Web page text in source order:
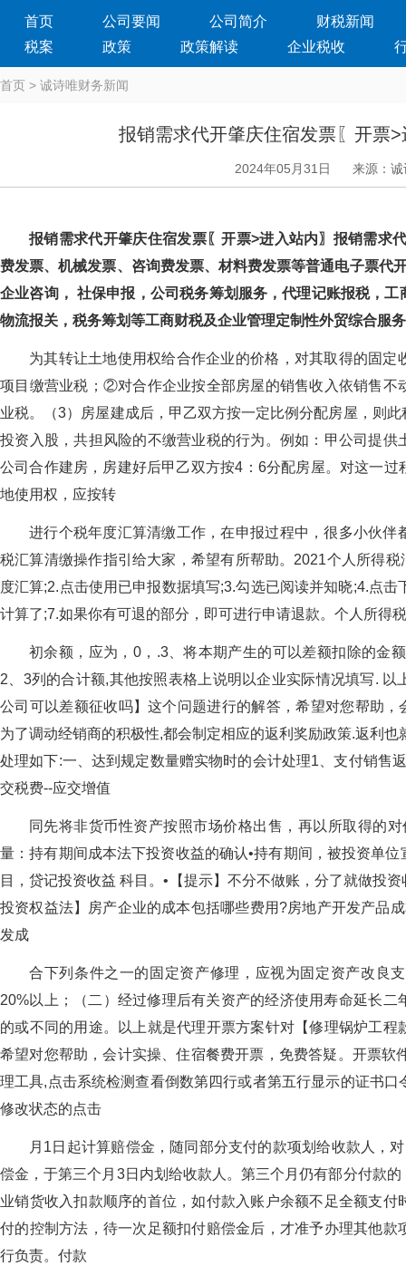
首页 公司要闻 公司简介
财税新闻
税案
政策 政策解读 企业税收
首页 > 诚诗唯财务新闻
报销需求代开肇庆住宿发票〖开票
2024年05月31日 来源：
报销需求代开肇庆住宿发票〖开票>进入站内〗报销需求
费发票、机械发票、咨询费发票、材料费发票等普通电子票
企业咨询， 社保申报，公司税务筹划服务，代理记账报税，
物流报关，税务筹划等工商财税及企业管理定制性外贸综合服
为其转让土地使用权给合作企业的价格，对其取得的固
项目缴营业税；②对合作企业按全部房屋的销售收入依销售
业税。（3）房屋建成后，甲乙双方按一定比例分配房屋，则
投资入股，共担风险的不缴营业税的行为。例如：甲公司提
公司合作建房，房建好后甲乙双方按4：6分配房屋。对这一
地使用权，应按转
进行个税年度汇算清缴工作，在申报过程中，很多小伙
税汇算清缴操作指引给大家，希望有所帮助。2021个人所得
度汇算;2.点击使用已申报数据填写;3.勾选已阅读并知晓;4.点
计算了;7.如果你有可退的部分，即可进行申请退款。个人所得
初余额，应为，0，.3、将本期产生的可以差额扣除的金
2、3列的合计额,其他按照表格上说明以企业实际情况填写.
公司可以差额征收吗】这个问题进行的解答，希望对您帮助
为了调动经销商的积极性,都会制定相应的返利奖励政策.返利
处理如下:一、达到规定数量赠实物时的会计处理1、支付销售
交税费--应交增值
同先将非货币性资产按照市场价格出售，再以所取得的
量：持有期间成本法下投资收益的确认•持有期间，被投资单
目，贷记投资收益 科目。•【提示】不分不做账，分了就做投
投资权益法】房产企业的成本包括哪些费用?房地产开发产品
发成
合下列条件之一的固定资产修理，应视为固定资产改良
20%以上；（二）经过修理后有关资产的经济使用寿命延长
的或不同的用途。以上就是代理开票方案针对【修理锅炉工
希望对您帮助，会计实操、住宿餐费开票，免费答疑。开票
理工具,点击系统检测查看倒数第四行或者第五行显示的证书
修改状态的点击
月1日起计算赔偿金，随同部分支付的款项划给收款人，
偿金，于第三个月3日内划给收款人。第三个月仍有部分付款
业销货收入扣款顺序的首位，如付款入账户余额不足全额支
付的控制方法，待一次足额扣付赔偿金后，才准予办理其他
行负责。付款